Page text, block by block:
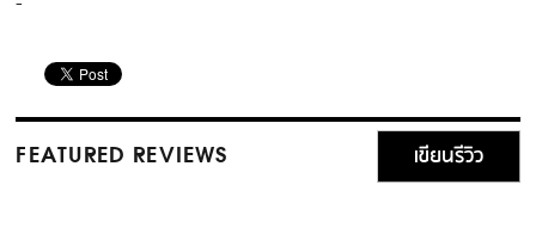
FEATURED REVIEWS เขียนรีวิว